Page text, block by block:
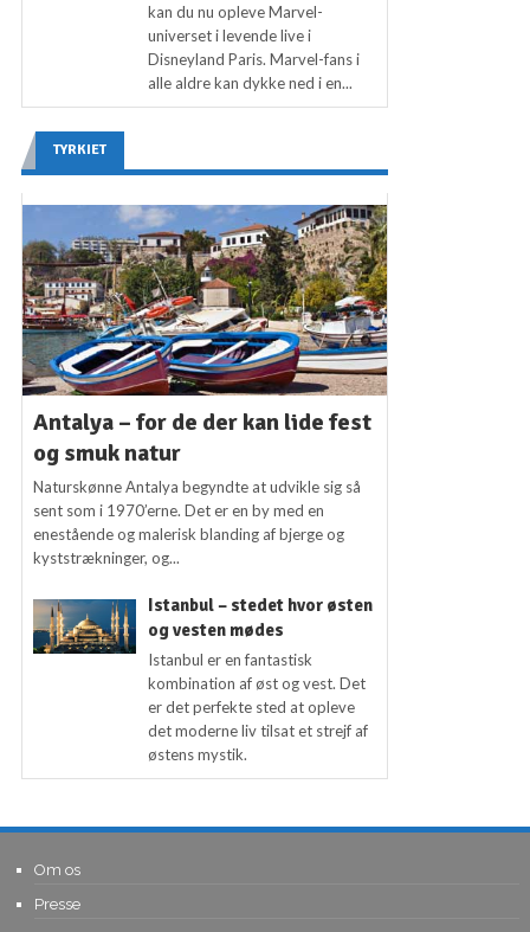
kan du nu opleve Marvel-
universet i levende live i
Disneyland Paris. Marvel-fans i
alle aldre kan dykke ned i en...
TYRKIET
Antalya – for de der kan lide fest
og smuk natur
Naturskønne Antalya begyndte at udvikle sig så
sent som i 1970’erne. Det er en by med en
enestående og malerisk blanding af bjerge og
kyststrækninger, og...
Istanbul – stedet hvor østen
og vesten mødes
Istanbul er en fantastisk
kombination af øst og vest. Det
er det perfekte sted at opleve
det moderne liv tilsat et strejf af
østens mystik.
Om os
Presse